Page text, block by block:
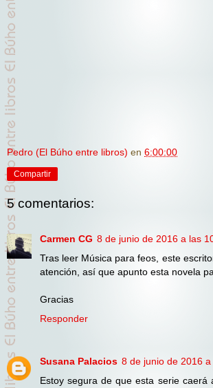
Pedro (El Búho entre libros) en 6:00:00
Compartir
5 comentarios:
Carmen CG 8 de junio de 2016 a las
Tras leer Música para feos, este
atención, así que apunto esta novela
Gracias
Responder
Susana Palacios 8 de junio de 2016 a
Estoy segura de que esta serie caerá